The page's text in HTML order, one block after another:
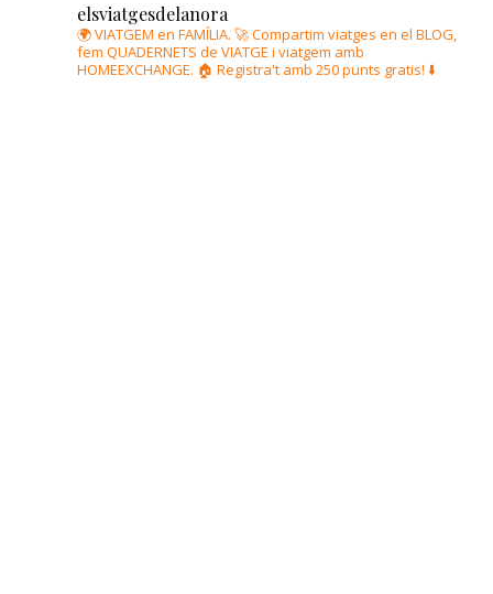
elsviatgesdelanora
🌍 VIATGEM en FAMÍLIA. 🚀 Compartim viatges en el BLOG,
fem QUADERNETS de VIATGE i viatgem amb
HOMEEXCHANGE. 🏠 Registra't amb 250 punts gratis! ⬇️